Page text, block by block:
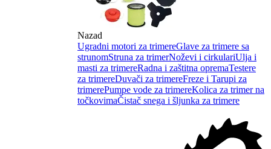
Nazad
Ugradni motori za trimereGlave za trimere sa
strunomStruna za trimerNoževi i cirkulariUlja i
masti za trimereRadna i zaštitna opremaTestere
za trimereDuvači za trimereFreze i Tarupi za
trimerePumpe vode za trimereKolica za trimer na
točkovimaČistač snega i šljunka za trimere